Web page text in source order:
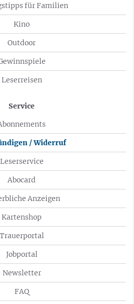
für Familien
Kino
Outdoor
Leserreisen
Service
/ Widerruf
Leserservice
Abocard
Anzeigen
Kartenshop
Trauerportal
Jobportal
Newsletter
FAQ